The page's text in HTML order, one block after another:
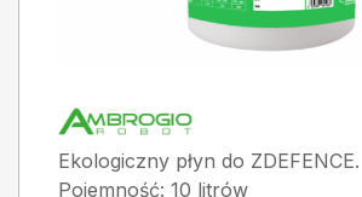
Ekologiczny płyn do ZDEFENCE.
Pojemność: 10 litrów